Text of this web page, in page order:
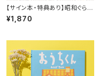
【サイン本・特典あり】昭和ぐらし
で令和を生きる 27人の［部屋・
モノ・ファッション］403カット
¥1,870